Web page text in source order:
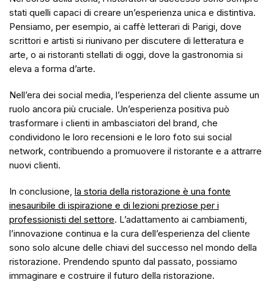
stati quelli capaci di creare un’esperienza unica e distintiva.
Pensiamo, per esempio, ai caffè letterari di Parigi, dove
scrittori e artisti si riunivano per discutere di letteratura e
arte, o ai ristoranti stellati di oggi, dove la gastronomia si
eleva a forma d’arte.
Nell’era dei social media, l’esperienza del cliente assume un
ruolo ancora più cruciale. Un’esperienza positiva può
trasformare i clienti in ambasciatori del brand, che
condividono le loro recensioni e le loro foto sui social
network, contribuendo a promuovere il ristorante e a attrarre
nuovi clienti.
In conclusione, la storia della ristorazione è una fonte
inesauribile di ispirazione e di lezioni preziose per i
professionisti del settore. L’adattamento ai cambiamenti,
l’innovazione continua e la cura dell’esperienza del cliente
sono solo alcune delle chiavi del successo nel mondo della
ristorazione. Prendendo spunto dal passato, possiamo
immaginare e costruire il futuro della ristorazione.